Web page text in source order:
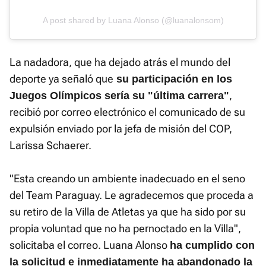
A post shared by Luana Alonso (@luanalonsom)
La nadadora, que ha dejado atrás el mundo del
deporte ya señaló que su participación en los
Juegos Olímpicos sería su "última carrera",
recibió por correo electrónico el comunicado de su
expulsión enviado por la jefa de misión del COP,
Larissa Schaerer.
"Esta creando un ambiente inadecuado en el seno
del Team Paraguay. Le agradecemos que proceda a
su retiro de la Villa de Atletas ya que ha sido por su
propia voluntad que no ha pernoctado en la Villa",
solicitaba el correo. Luana Alonso ha cumplido con
la solicitud e inmediatamente ha abandonado la